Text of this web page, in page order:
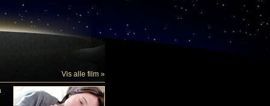
Vis alle film »